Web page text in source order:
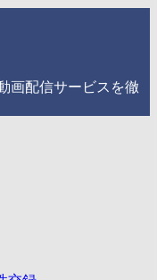
画配信サービスを徹